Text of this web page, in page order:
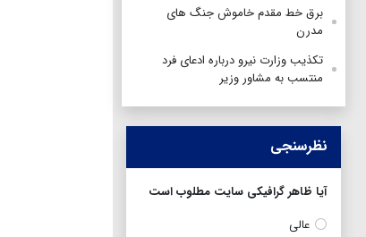
برق خط مقدم خاموش جنگ های
مدرن
تکذیب وزارت نیرو درباره ادعای فرد
منتسب به مشاور وزیر
نظرسنجی
آیا ظاهر گرافیکی سایت مطلوب است
عالی